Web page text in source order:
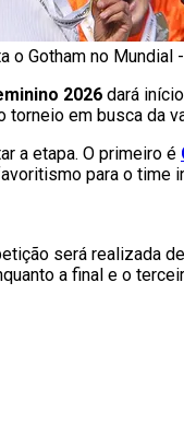
o Gotham no
2026 dará
em busca da
a etapa. O primeiro é
para o time
será realizada
a final e o